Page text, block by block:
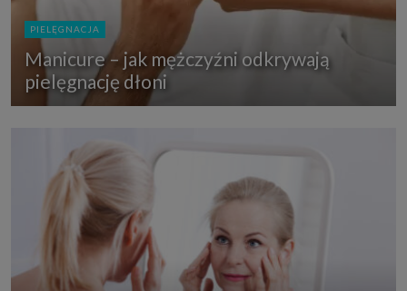
PIELĘGNACJA
Manicure – jak mężczyźni odkrywają
pielęgnację dłoni